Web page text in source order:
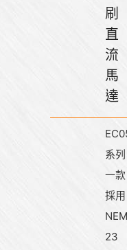
刷
直
流
馬
達
系列
一款
採用
23